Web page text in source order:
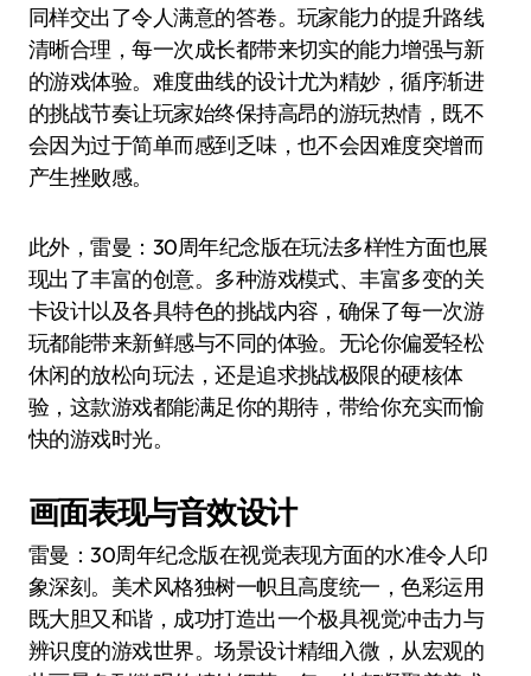
同样交出了令人满意的答卷。玩家能力的提升路线
清晰合理，每一次成长都带来切实的能力增强与新
的游戏体验。难度曲线的设计尤为精妙，循序渐进
的挑战节奏让玩家始终保持高昂的游玩热情，既不
会因为过于简单而感到乏味，也不会因难度突增而
产生挫败感。
此外，雷曼：30周年纪念版在玩法多样性方面也展
现出了丰富的创意。多种游戏模式、丰富多变的关
卡设计以及各具特色的挑战内容，确保了每一次游
玩都能带来新鲜感与不同的体验。无论你偏爱轻松
休闲的放松向玩法，还是追求挑战极限的硬核体
验，这款游戏都能满足你的期待，带给你充实而愉
快的游戏时光。
画面表现与音效设计
雷曼：30周年纪念版在视觉表现方面的水准令人印
象深刻。美术风格独树一帜且高度统一，色彩运用
既大胆又和谐，成功打造出一个极具视觉冲击力与
辨识度的游戏世界。场景设计精细入微，从宏观的